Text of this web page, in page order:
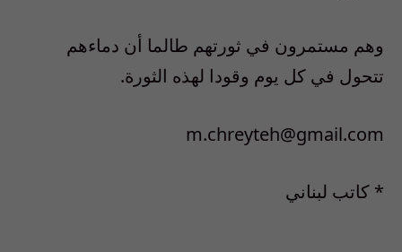
وهم مستمرون في ثورتهم طالما أن دماءهم
تتحول في كل يوم وقودا لهذه الثورة.
m.chreyteh@gmail.com
* كاتب لبناني